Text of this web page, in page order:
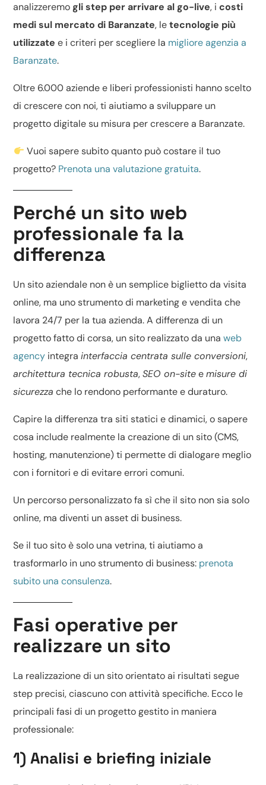
analizzeremo gli step per arrivare al go-live, icosti
medi sul mercato di Baranzate, letecnologie più
utilizzate e i criteri per scegliere la migliore agenzia a
Baranzate.
Oltre 6.000 aziende e liberi professionisti hanno scelto
di crescere con noi, ti aiutiamo a sviluppare un
progetto digitale su misura per crescere a Baranzate.
Vuoi sapere subito quanto può costare il tuo
progetto? Prenota una valutazione gratuita.
Perché un sito web
professionale fa la
differenza
Unsito aziendale non è un semplice biglietto da visita
online, ma uno strumento di marketing e vendita che
lavora 24/7 per la tua azienda. A differenza di un
progetto fatto di corsa, un sito realizzato da unaweb
agency integrainterfaccia centrata sulle conversioni,
architettura tecnica robusta,SEO on-siteemisure di
sicurezza che lo rendono performante e duraturo.
Capire la differenza trasiti statici e dinamici, o sapere
cosa include realmente la creazione di un sito(CMS,
hosting, manutenzione) ti permette di dialogare meglio
con i fornitori e di evitare errori comuni.
Un percorso personalizzato fa sì che il sito non sia solo
online, ma diventi un asset di business.
Se il tuo sito è solo una vetrina, ti aiutiamo a
trasformarlo in uno strumento di business: prenota
subito una consulenza.
Fasi operative per
realizzare un sito
La realizzazione di un sito orientato ai risultati segue
step precisi, ciascuno con attività specifiche. Ecco le
principali fasi di un progetto gestito in maniera
professionale:
1) Analisi e briefing iniziale